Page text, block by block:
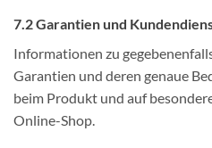
7.2 Garantien und
Informationen zu
Garantien und deren genaue
beim Produkt und auf
Online-Shop.